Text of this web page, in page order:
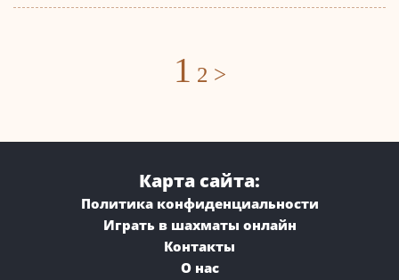
Posts
1 2 >
Карта сайта:
Политика конфиденциальности
Играть в шахматы онлайн
Контакты
О нас